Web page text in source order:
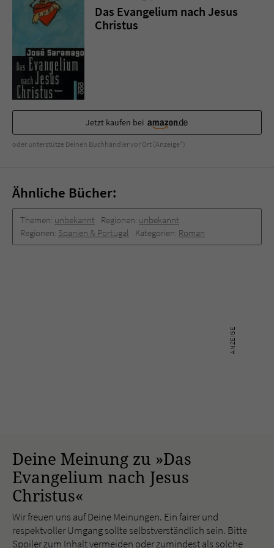
Das Evangelium nach Jesus
Christus
Jetzt kaufen bei
oder unterstütze Deinen Buchhändler vor Ort (Anzeige*)
Ähnliche Bücher:
Themen: unbekannt Regionen: unbekannt
Regionen: Spanien & Portugal Kategorien: Roman
Deine Meinung zu »Das
Evangelium nach Jesus
Christus«
Wir freuen uns auf Deine Meinungen. Ein fairer und
respektvoller Umgang sollte selbstverständlich sein. Bitte
Spoiler zum Inhalt vermeiden oder zumindest als solche
Sicherheitscode des Kontaktformulars zu
überprüfen.